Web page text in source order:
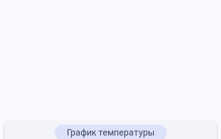
График температуры